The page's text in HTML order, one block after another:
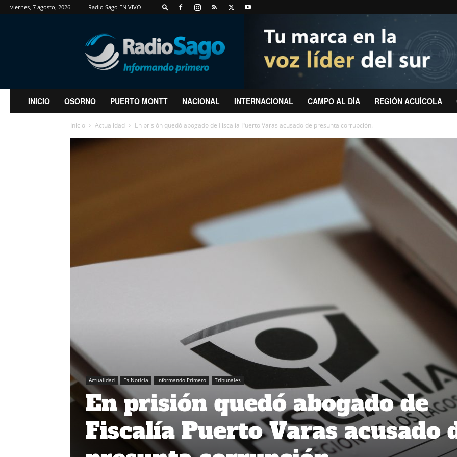
viernes, 7 agosto, 2026 Radio Sago EN VIVO
RadioSago
INICIO OSORNO PUERTO MONTT NACIONAL INTERNACIONAL CAMPO AL DÍA REGIÓN ACUÍCOLA
Inicio Actualidad En prisión quedó abogado de Fiscalía Puerto Varas acusado de presunta corrupción.
Actualidad Es Noticia Informando Primero Tribunales
En prisión quedó abogado de
Fiscalía Puerto Varas acusado